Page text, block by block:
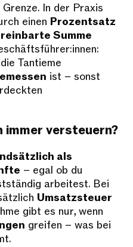
In der Praxis
einen Prozentsatz
Summe
Tantieme
ist – sonst
immer versteuern?
als
– egal ob du
arbeitest. Bei
Umsatzsteuer
gibt es nur, wenn
greifen – was bei